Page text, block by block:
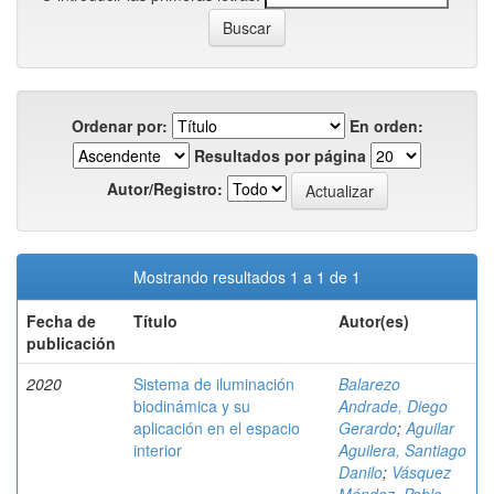
Ordenar por:
En orden:
Resultados por página
Autor/Registro:
Mostrando resultados 1 a 1 de 1
Fecha de
publicación
Título Autor(es)
2020
Sistema de iluminación
biodinámica y su
aplicación en el espacio
interior
Balarezo
Andrade, Diego
Gerardo;Aguilar
Aguilera, Santiago
Danilo; Vásquez